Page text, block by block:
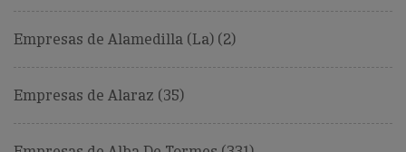
Empresas de Alamedilla (La) (2)
Empresas de Alaraz (35)